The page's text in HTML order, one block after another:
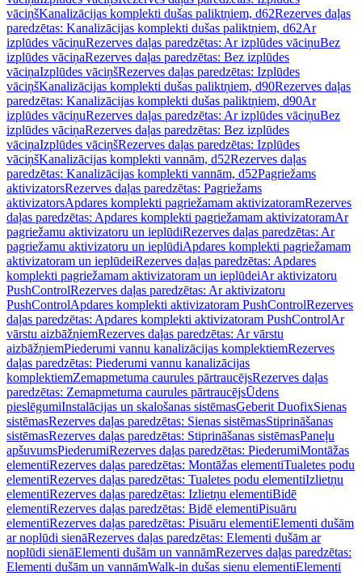
vāciņšKanalizācijas komplekti dušas paliktņiem, d62Rezerves daļas
paredzētas: Kanalizācijas komplekti dušas paliktņiem, d62Ar
izplūdes vāciņuRezerves daļas paredzētas: Ar izplūdes vāciņuBez
izplūdes vāciņaRezerves daļas paredzētas: Bez izplūdes
vāciņaIzplūdes vāciņšRezerves daļas paredzētas: Izplūdes
vāciņšKanalizācijas komplekti dušas paliktņiem, d90Rezerves daļas
paredzētas: Kanalizācijas komplekti dušas paliktņiem, d90Ar
izplūdes vāciņuRezerves daļas paredzētas: Ar izplūdes vāciņuBez
izplūdes vāciņaRezerves daļas paredzētas: Bez izplūdes
vāciņaIzplūdes vāciņšRezerves daļas paredzētas: Izplūdes
vāciņšKanalizācijas komplekti vannām, d52Rezerves daļas
paredzētas: Kanalizācijas komplekti vannām, d52Pagriežams
aktivizatorsRezerves daļas paredzētas: Pagriežams
aktivizatorsApdares komplekti pagriežamam aktivizatoramRezerves
daļas paredzētas: Apdares komplekti pagriežamam aktivizatoramAr
pagriežamu aktivizatoru un ieplūdiRezerves daļas paredzētas: Ar
pagriežamu aktivizatoru un ieplūdiApdares komplekti pagriežamam
aktivizatoram un ieplūdeiRezerves daļas paredzētas: Apdares
komplekti pagriežamam aktivizatoram un ieplūdeiAr aktivizatoru
PushControlRezerves daļas paredzētas: Ar aktivizatoru
PushControlApdares komplekti aktivizatoram PushControlRezerves
daļas paredzētas: Apdares komplekti aktivizatoram PushControlAr
vārstu aizbāžņiemRezerves daļas paredzētas: Ar vārstu
aizbāžņiemPiederumi vannu kanalizācijas komplektiemRezerves
daļas paredzētas: Piederumi vannu kanalizācijas
komplektiemZemapmetuma caurules pārtraucējsRezerves daļas
paredzētas: Zemapmetuma caurules pārtraucējsŪdens
pieslēgumiInstalācijas un skalošanas sistēmasGeberit DuofixSienas
sistēmasRezerves daļas paredzētas: Sienas sistēmasStiprināšanas
sistēmasRezerves daļas paredzētas: Stiprināšanas sistēmasPaneļu
apšuvumsPiederumiRezerves daļas paredzētas: PiederumiMontāžas
elementiRezerves daļas paredzētas: Montāžas elementiTualetes podu
elementiRezerves daļas paredzētas: Tualetes podu elementiIzlietņu
elementiRezerves daļas paredzētas: Izlietņu elementiBidē
elementiRezerves daļas paredzētas: Bidē elementiPisuāru
elementiRezerves daļas paredzētas: Pisuāru elementiElementi dušām
ar noplūdi sienāRezerves daļas paredzētas: Elementi dušām ar
noplūdi sienāElementi dušām un vannāmRezerves daļas paredzētas:
Elementi dušām un vannāmWalk-in dušas sienu elementiElementi